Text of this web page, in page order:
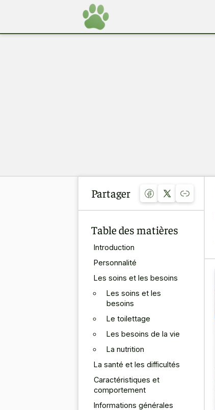
Partager
Table des matières
Introduction
Personnalité
Les soins et les besoins
Les soins et les
besoins
Le toilettage
Les besoins de la vie
La nutrition
La santé et les difficultés
Caractéristiques et
comportement
Informations générales